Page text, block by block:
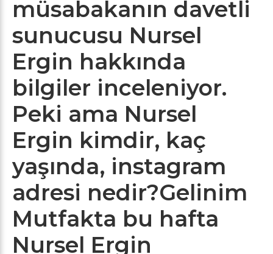
müsabakanın davetli
sunucusu Nursel
Ergin hakkında
bilgiler inceleniyor.
Peki ama Nursel
Ergin kimdir, kaç
yaşında, instagram
adresi nedir?Gelinim
Mutfakta bu hafta
Nursel Ergin